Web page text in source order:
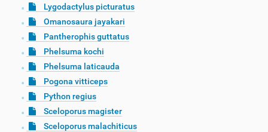
Lygodactylus picturatus
Omanosaura jayakari
Pantherophis guttatus
Phelsuma kochi
Phelsuma laticauda
Pogona vitticeps
Python regius
Sceloporus magister
Sceloporus malachiticus